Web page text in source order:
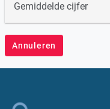
Gemiddelde cijfer
Annuleren